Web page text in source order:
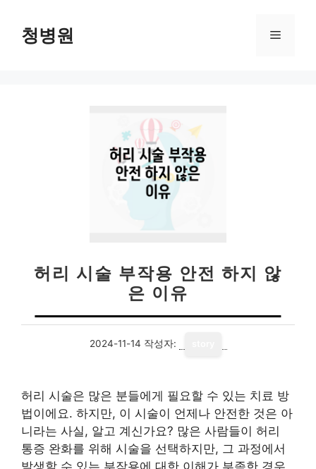
청병원 메
허리 시술 부작용 안전 하지 않
은 이유
2024-11-14 작성자:
허리 시술은 많은 분들에게 필요할 수 있는 치료 방
법이에요. 하지만, 이 시술이 언제나 안전한 것은 아
니라는 사실, 알고 계신가요? 많은 사람들이 허리
통증 완화를 위해 시술을 선택하지만, 그 과정에서
발생할 수 있는 부작용에 대한 이해가 부족한 경우